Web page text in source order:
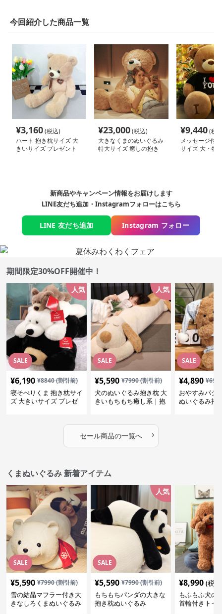
今回紹介した商品一覧
¥3,160(税込)
ハート 抱き枕サイズ 大
きいサイズ プレゼント
¥23,000(税込)
大きなくまのぬいぐるみ
特大サイズ 癒しの抱き
¥9,440(税
メッセージ付
サイズ 大・特
新商品やキャンペーン情報をお届けします
LINE友だち追加・Instagramフォローはこちら
LINE 友だち追加 Instagram フォロー
期間限定30%OFF開催中！
SALE
人気
¥6,190 ¥8840(割引前)
寝そべりくま 抱き枕サイ
ズ 大きいサイズ プレゼ
SALE
人気
¥5,590 ¥7990(割引前)
犬のぬいぐるみ抱き枕 大
きいもちもち癒し系｜抱
SALE
¥4,890 ¥
おやすみパジ
ぬいぐるみ抱
セール商品の一覧へ ›
くまぬいぐるみ 新着アイテム
SALE
¥5,590 ¥7990(割引前)
雪の結晶マフラー付き大
きなしろくまぬいぐるみ
SALE
人気
¥5,590 ¥7990(割引前)
もちもちパンダの大きな
抱き枕ぬいぐるみ
¥8,990 (税
もふもふ犬の
首輪付きトイ